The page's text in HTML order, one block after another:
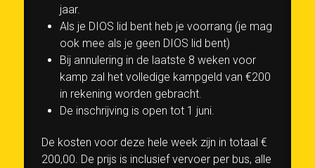
jaar.
Als je DIOS lid bent heb je voorrang (je mag
ook mee als je geen DIOS lid bent)
Bij annulering in de laatste 8 weken voor
kamp zal het volledige kampgeld van €200
in rekening worden gebracht.
De inschrijving is open tot 1 juni.
De kosten voor deze hele week zijn in totaal €
200,00. De prijs is inclusief vervoer per bus, alle